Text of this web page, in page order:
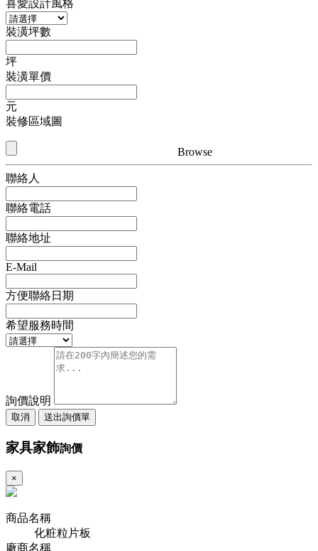
喜愛設計風格
裝潢坪數
坪
裝潢單價
元
裝修區域圖
Browse
聯絡人
聯絡電話
聯絡地址
E-Mail
方便聯絡日期
希望服務時間
詢價說明
取消 送出詢價單
家具家飾詢價
×
商品名稱
化粧粒片板
廠商名稱